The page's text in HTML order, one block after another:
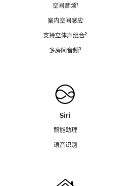
空间音频脚
¹
室内空间感应
支持立体声组合脚
²
多房间音频脚
³
Siri
智能助理
语音识别